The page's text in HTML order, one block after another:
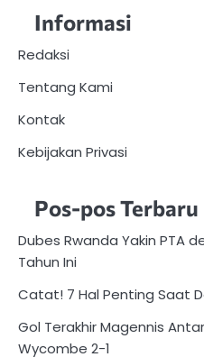
Informasi
Redaksi
Tentang Kami
Kontak
Kebijakan Privasi
Pos-pos Terbaru
Dubes Rwanda Yakin PTA
Tahun Ini
Catat! 7 Hal Penting Saat
Gol Terakhir Magennis
Wycombe 2-1